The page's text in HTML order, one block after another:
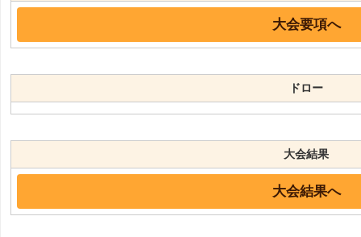
大会要項へ
ドロー
大会結果
大会結果へ